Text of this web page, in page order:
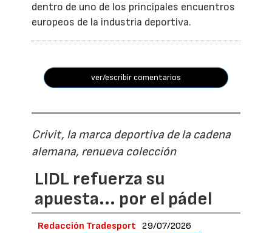
dentro de uno de los principales encuentros
europeos de la industria deportiva.
ver/escribir comentarios
Crivit, la marca deportiva de la cadena
alemana, renueva colección
LIDL refuerza su
apuesta... por el pádel
Redacción Tradesport 29/07/2026